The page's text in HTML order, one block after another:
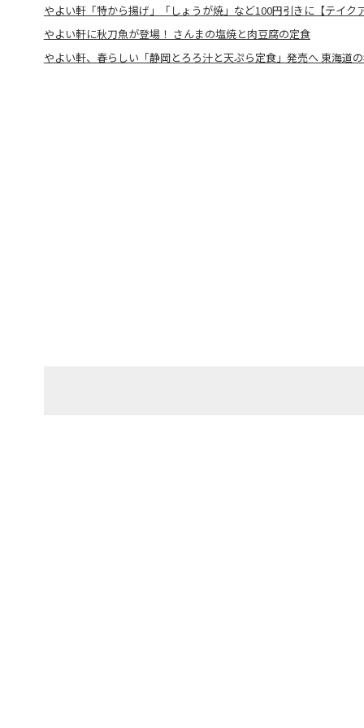
やよい軒「特から揚げ」「しょうが焼」など100円引きに【テイク
やよい軒に秋刀魚が登場！ さんまの塩焼と肉豆腐の定食
やよい軒、春らしい「静岡とろろ汁と天ぷら定食」発売へ 東海道